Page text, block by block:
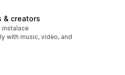
& creators
53
instalace
with music, video, and